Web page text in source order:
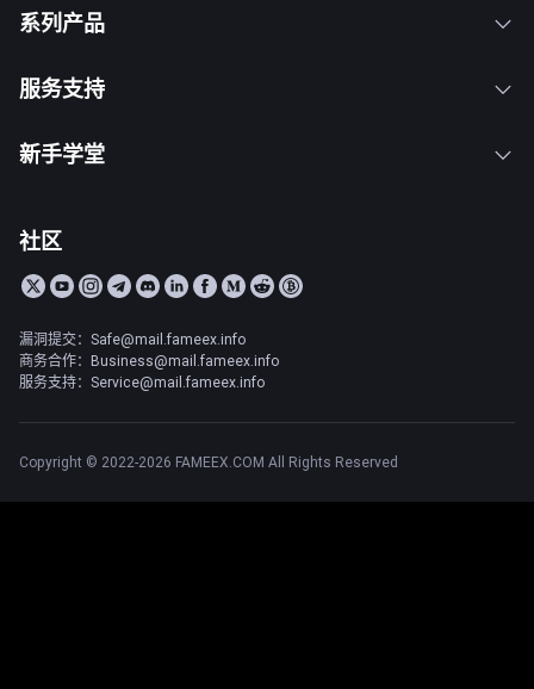
系列产品
服务支持
新手学堂
社区
漏洞提交：Safe@mail.fameex.info
商务合作：Business@mail.fameex.info
服务支持：Service@mail.fameex.info
Copyright © 2022-2026 FAMEEX.COM All Rights Reserved